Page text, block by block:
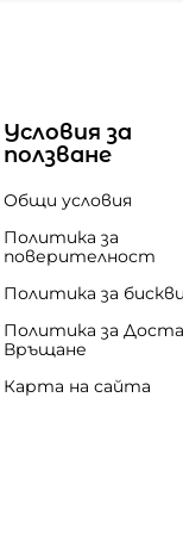
Условия за
ползване
Общи условия
Политика за
поверителност
Политика за
Политика за
Връщане
Карта на сайта